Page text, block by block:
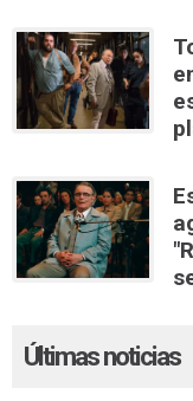
Últimas noticias